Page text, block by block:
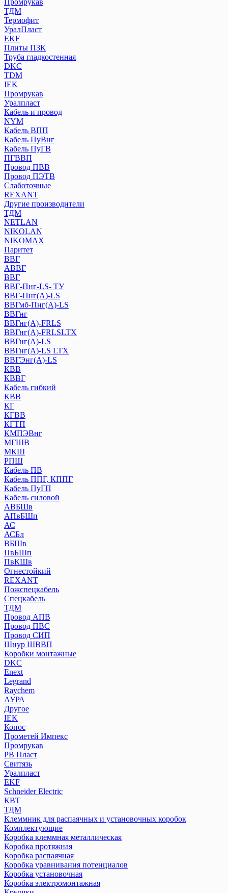
Промрукав
ТДМ
Термофит
УралПласт
EKF
Плиты ПЗК
Труба гладкостенная
DKC
TDM
IEK
Промрукав
Уралпласт
Кабель и провод
NYM
Кабель ВПП
Кабель ПуВнг
Кабель ПуГВ
ПГВВП
Провод ПВВ
Провод ПЭТВ
Слаботочные
REXANT
Другие производители
ТДМ
NETLAN
NIKOLAN
NIKOMAX
Паритет
ВВГ
АВВГ
ВВГ
ВВГ-Пнг-LS- ТУ
ВВГ-Пнг(А)-LS
ВВГмб-Пнг(А)-LS
ВВГнг
ВВГнг(А)-FRLS
ВВГнг(А)-FRLSLTX
ВВГнг(А)-LS
ВВГнг(А)-LS LTХ
ВВГЭнг(А)-LS
КВВ
КВВГ
Кабель гибкий
КВВ
КГ
КГВВ
КГТП
КМПЭВнг
МГШВ
МКШ
РПШ
Кабель ПВ
Кабель ППГ, КППГ
Кабель ПуГП
Кабель силовой
АВБШв
АПвБШп
АС
АСБл
ВБШв
ПвБШп
ПвКШв
Огнестойкий
REXANT
Пожспецкабель
Спецкабель
ТДМ
Провод АПВ
Провод ПВС
Провод СИП
Шнур ШВВП
Коробки монтажные
DKC
Enext
Legrand
Raychem
АУРА
Другое
IEK
Копос
Прометей Импекс
Промрукав
РВ Пласт
Свитязь
Уралпласт
EKF
Schneider Electric
КВТ
ТДМ
Клеммник для распаячных и установочных коробок
Комплектующие
Коробка клеммная металлическая
Коробка протяжная
Коробка распаячная
Коробка уравнивания потенциалов
Коробка установочная
Коробка электромонтажная